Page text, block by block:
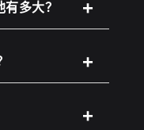
多大？